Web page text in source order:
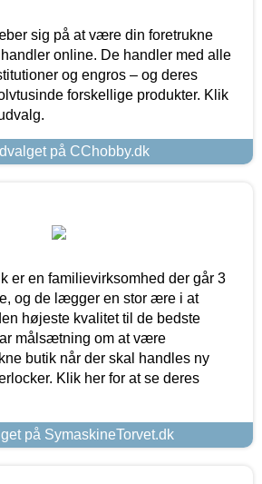
sig på at være din foretrukne
online. De handler med alle
og engros – og deres
forskellige produkter. Klik
på CChobby.dk
er en familievirksomhed der går 3
og de lægger en stor ære i at
højeste kvalitet til de bedste
målsætning om at være
butik når der skal handles ny
Klik her for at se deres
på SymaskineTorvet.dk